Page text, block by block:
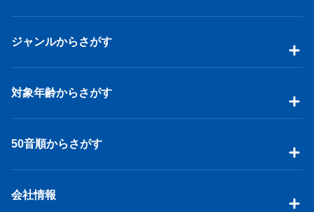
ジャンルからさがす
対象年齢からさがす
50音順からさがす
会社情報